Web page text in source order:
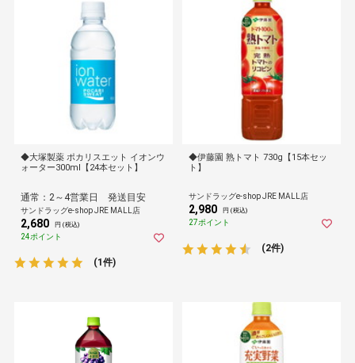
◆大塚製薬 ポカリスエット イオンウ
ォーター300ml【24本セット】
通常：2～4営業日 発送目安
サンドラッグe-shop JRE MALL店
2,680 円 (税込)
24ポイント
(1件)
◆伊藤園 熟トマト 730g【15本セッ
ト】
サンドラッグe-shop JRE MALL店
2,980 円 (税込)
27ポイント
(2件)